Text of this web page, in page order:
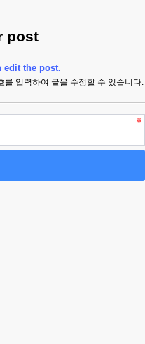
post
edit the post.
를 입력하여 글을 수정할 수 있습니다.